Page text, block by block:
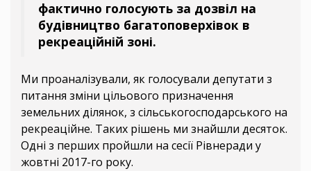
фактично голосують за дозвіл на
будівництво багатоповерхівок в
рекреаційній зоні.
Ми проаналізували, як голосували депутати з
питання зміни цільового призначення
земельних ділянок, з сільськогосподарського на
рекреаційне. Таких рішень ми знайшли десяток.
Одні з перших пройшли на сесії Рівнеради у
жовтні 2017-го року.